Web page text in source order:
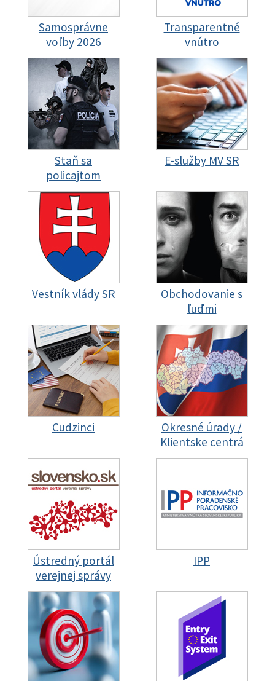
Samosprávne
voľby 2026
Transparentné
vnútro
Staň sa
policajtom
E-služby MV SR
Vestník vlády SR
Obchodovanie s
ľuďmi
Cudzinci
Okresné úrady /
Klientske centrá
Ústredný portál
verejnej správy
IPP